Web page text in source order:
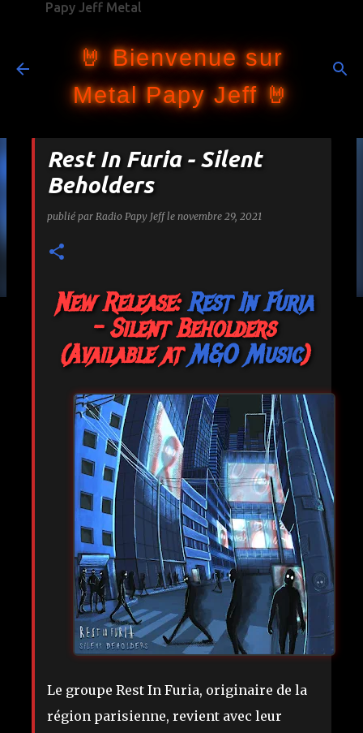
Papy Jeff Metal
🤘 Bienvenue sur
Metal Papy Jeff 🤘
Rest In Furia - Silent
Beholders
publié par Radio Papy Jeff le novembre 29, 2021
New Release:Rest In Furia
- Silent Beholders
(Available atM&O Music)
Le groupe Rest In Furia, originaire de la
région parisienne, revient avec leur